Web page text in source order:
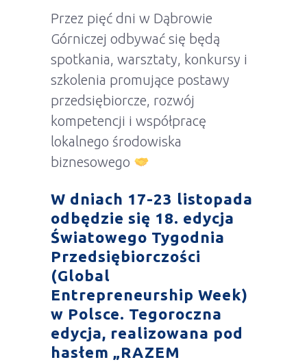
Przez pięć dni w Dąbrowie
Górniczej odbywać się będą
spotkania, warsztaty, konkursy i
szkolenia promujące postawy
przedsiębiorcze, rozwój
kompetencji i współpracę
lokalnego środowiska
biznesowego
W dniach 17-23 listopada
odbędzie się 18. edycja
Światowego Tygodnia
Przedsiębiorczości
(Global
Entrepreneurship Week)
w Polsce. Tegoroczna
edycja, realizowana pod
hasłem „RAZEM